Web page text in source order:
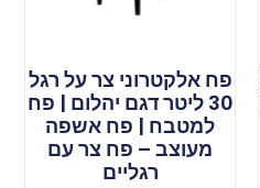
פח אלקטרוני צר על רגל
30 ליטר דגם יהלום | פח
למטבח | פח אשפה
מעוצב – פח צר עם
רגליים